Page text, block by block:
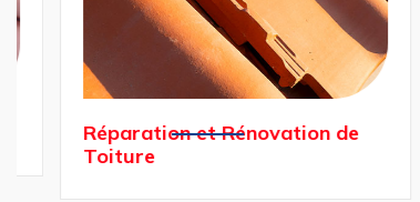
Réparation et Rénovation de
Toiture